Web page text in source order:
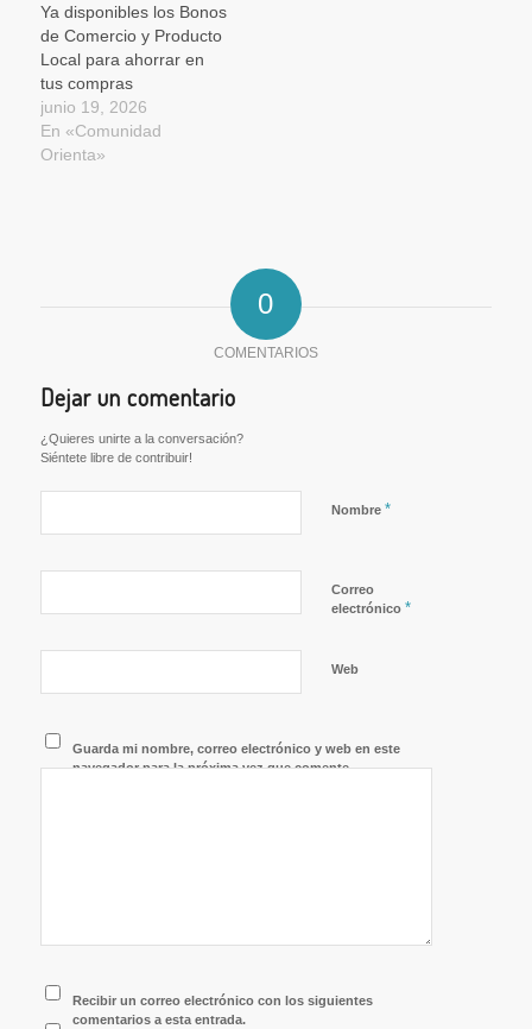
Ya disponibles los Bonos
de Comercio y Producto
Local para ahorrar en
tus compras
junio 19, 2026
En «Comunidad
Orienta»
0
COMENTARIOS
Dejar un comentario
¿Quieres unirte a la conversación?
Siéntete libre de contribuir!
Nombre *
Correo
electrónico *
Web
Guarda mi nombre, correo electrónico y web en este
navegador para la próxima vez que comente.
Recibir un correo electrónico con los siguientes
comentarios a esta entrada.